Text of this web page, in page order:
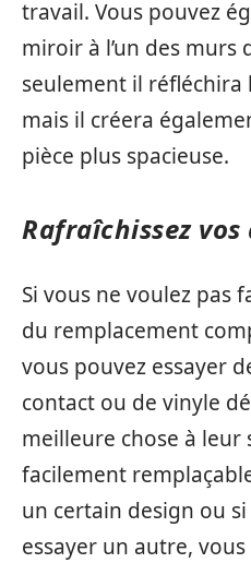
travail. Vous pouvez
miroir à l’un des murs
seulement il réfléchira
mais il créera
pièce plus spacieuse.
Rafraîchissez
Si vous ne voulez pas
du remplacement
vous pouvez essayer
contact ou de vinyle
meilleure chose à leur
facilement
un certain design ou
essayer un autre,